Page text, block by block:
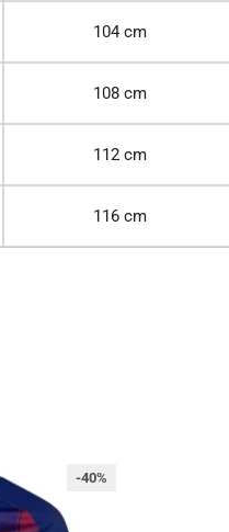
104 cm
108 cm
112 cm
116 cm
-40%